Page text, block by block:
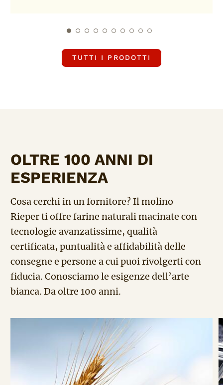
TUTTI I PRODOTTI
OLTRE 100 ANNI DI
ESPERIENZA
Cosa cerchi in un fornitore? Il molino
Rieper ti offre farine naturali macinate con
tecnologie avanzatissime, qualità
certificata, puntualità e affidabilità delle
consegne e persone a cui puoi rivolgerti con
fiducia. Conosciamo le esigenze dell’arte
bianca. Da oltre 100 anni.